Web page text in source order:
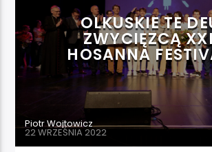
OLKUSKIE TE
ZWYCIĘZCĄ
HOSANNA
Piotr Wojtowicz
22 WRZEŚNIA 2022